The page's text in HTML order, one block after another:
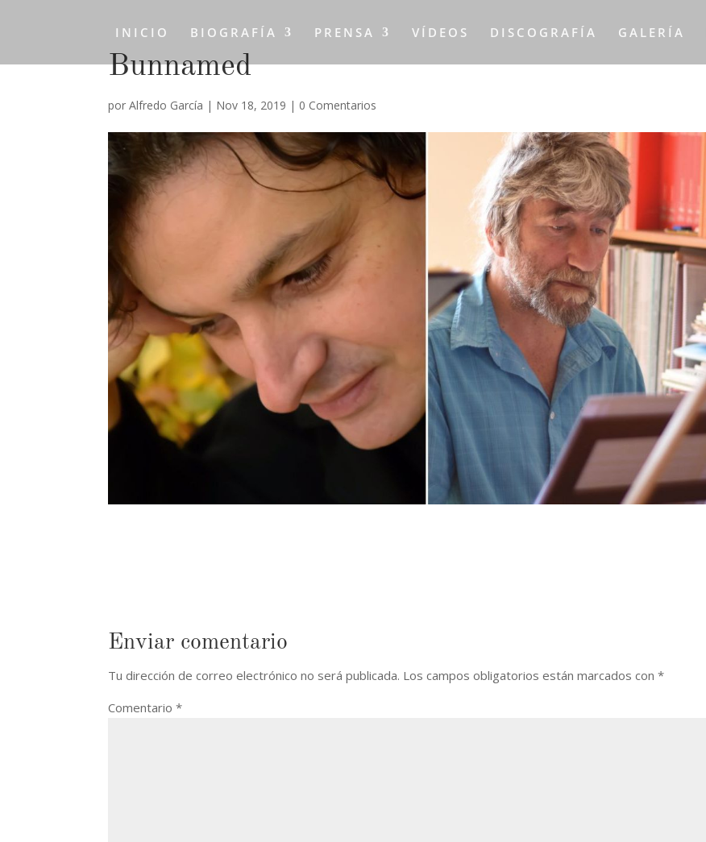
INICIO BIOGRAFÍA PRENSA VÍDEOS DISCOGRAFÍA GALERÍA
Bunnamed
porAlfredo García | Nov 18, 2019 | 0 Comentarios
Enviar comentario
Tu dirección de correo electrónico no será publicada. Los campos obligatorios están marcados con*
Comentario*